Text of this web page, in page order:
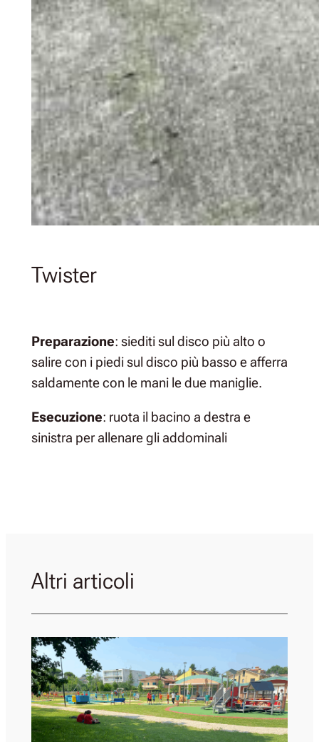
Twister
Preparazione: siediti sul disco più alto o
salire con i piedi sul disco più basso e afferra
saldamente con le mani le due maniglie.
Esecuzione: ruota il bacino a destra e
sinistra per allenare gli addominali
Altri articoli